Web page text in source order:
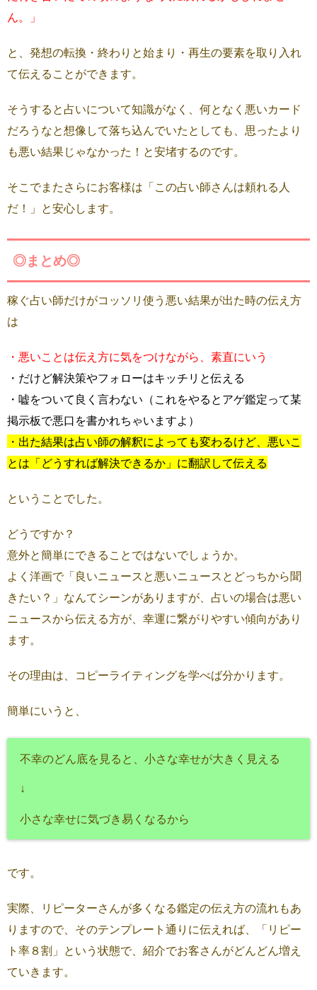
ん。」
と、発想の転換・終わりと始まり・再生の要素を取り入れ
て伝えることができます。
そうすると占いについて知識がなく、何となく悪いカード
だろうなと想像して落ち込んでいたとしても、思ったより
も悪い結果じゃなかった！と安堵するのです。
そこでまたさらにお客様は「この占い師さんは頼れる人
だ！」と安心します。
◎まとめ◎
稼ぐ占い師だけがコッソリ使う悪い結果が出た時の伝え方
は
・悪いことは伝え方に気をつけながら、素直にいう
・だけど解決策やフォローはキッチリと伝える
・嘘をついて良く言わない（これをやるとアゲ鑑定って某
掲示板で悪口を書かれちゃいますよ）
・出た結果は占い師の解釈によっても変わるけど、悪いこ
とは「どうすれば解決できるか」に翻訳して伝える
ということでした。
どうですか？
意外と簡単にできることではないでしょうか。
よく洋画で「良いニュースと悪いニュースとどっちから聞
きたい？」なんてシーンがありますが、占いの場合は悪い
ニュースから伝える方が、幸運に繋がりやすい傾向があり
ます。
その理由は、コピーライティングを学べば分かります。
簡単にいうと、
不幸のどん底を見ると、小さな幸せが大きく見える
↓
小さな幸せに気づき易くなるから
です。
実際、リピーターさんが多くなる鑑定の伝え方の流れもあ
りますので、そのテンプレート通りに伝えれば、「リピー
ト率８割」という状態で、紹介でお客さんがどんどん増え
ていきます。